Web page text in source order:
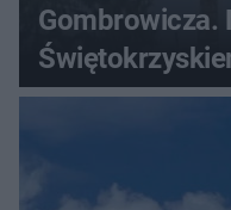
Gombrowicza.